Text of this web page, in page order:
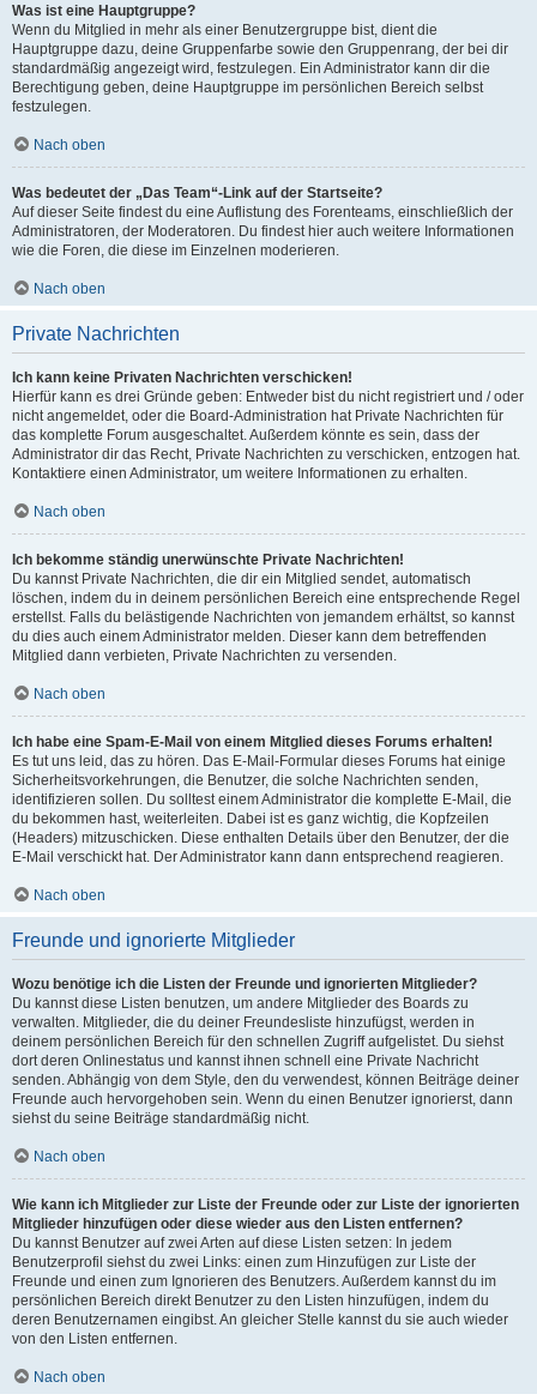
Was ist eine Hauptgruppe?
Wenn du Mitglied in mehr als einer Benutzergruppe bist, dient die
Hauptgruppe dazu, deine Gruppenfarbe sowie den Gruppenrang, der bei dir
standardmäßig angezeigt wird, festzulegen. Ein Administrator kann dir die
Berechtigung geben, deine Hauptgruppe im persönlichen Bereich selbst
festzulegen.
Nach oben
Was bedeutet der „Das Team“-Link auf der Startseite?
Auf dieser Seite findest du eine Auflistung des Forenteams, einschließlich der
Administratoren, der Moderatoren. Du findest hier auch weitere Informationen
wie die Foren, die diese im Einzelnen moderieren.
Nach oben
Private Nachrichten
Ich kann keine Privaten Nachrichten verschicken!
Hierfür kann es drei Gründe geben: Entweder bist du nicht registriert und / oder
nicht angemeldet, oder die Board-Administration hat Private Nachrichten für
das komplette Forum ausgeschaltet. Außerdem könnte es sein, dass der
Administrator dir das Recht, Private Nachrichten zu verschicken, entzogen hat.
Kontaktiere einen Administrator, um weitere Informationen zu erhalten.
Nach oben
Ich bekomme ständig unerwünschte Private Nachrichten!
Du kannst Private Nachrichten, die dir ein Mitglied sendet, automatisch
löschen, indem du in deinem persönlichen Bereich eine entsprechende Regel
erstellst. Falls du belästigende Nachrichten von jemandem erhältst, so kannst
du dies auch einem Administrator melden. Dieser kann dem betreffenden
Mitglied dann verbieten, Private Nachrichten zu versenden.
Nach oben
Ich habe eine Spam-E-Mail von einem Mitglied dieses Forums erhalten!
Es tut uns leid, das zu hören. Das E-Mail-Formular dieses Forums hat einige
Sicherheitsvorkehrungen, die Benutzer, die solche Nachrichten senden,
identifizieren sollen. Du solltest einem Administrator die komplette E-Mail, die
du bekommen hast, weiterleiten. Dabei ist es ganz wichtig, die Kopfzeilen
(Headers) mitzuschicken. Diese enthalten Details über den Benutzer, der die
E-Mail verschickt hat. Der Administrator kann dann entsprechend reagieren.
Nach oben
Freunde und ignorierte Mitglieder
Wozu benötige ich die Listen der Freunde und ignorierten Mitglieder?
Du kannst diese Listen benutzen, um andere Mitglieder des Boards zu
verwalten. Mitglieder, die du deiner Freundesliste hinzufügst, werden in
deinem persönlichen Bereich für den schnellen Zugriff aufgelistet. Du siehst
dort deren Onlinestatus und kannst ihnen schnell eine Private Nachricht
senden. Abhängig von dem Style, den du verwendest, können Beiträge deiner
Freunde auch hervorgehoben sein. Wenn du einen Benutzer ignorierst, dann
siehst du seine Beiträge standardmäßig nicht.
Nach oben
Wie kann ich Mitglieder zur Liste der Freunde oder zur Liste der ignorierten
Mitglieder hinzufügen oder diese wieder aus den Listen entfernen?
Du kannst Benutzer auf zwei Arten auf diese Listen setzen: In jedem
Benutzerprofil siehst du zwei Links: einen zum Hinzufügen zur Liste der
Freunde und einen zum Ignorieren des Benutzers. Außerdem kannst du im
persönlichen Bereich direkt Benutzer zu den Listen hinzufügen, indem du
deren Benutzernamen eingibst. An gleicher Stelle kannst du sie auch wieder
von den Listen entfernen.
Nach oben